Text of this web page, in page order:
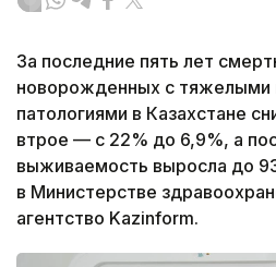
За последние пять лет
новорожденных с
патологиями в Казахстане
втрое — с 22% до 6,9%, а
выживаемость выросла до
в Министерстве
агентство Kazinform.